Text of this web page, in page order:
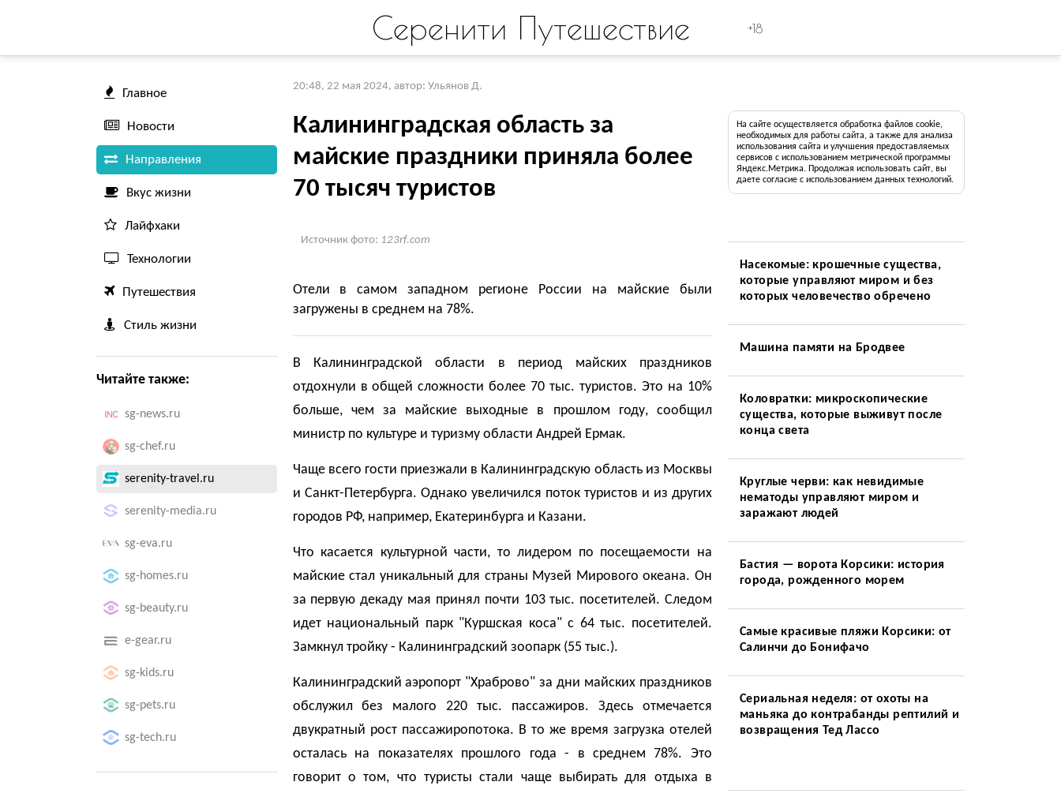
Серенити Путешествие +18
Главное
Новости
Направления
Вкус жизни
Лайфхаки
Технологии
Путешествия
Стиль жизни
Читайте также:
sg-news.ru
sg-chef.ru
serenity-travel.ru
serenity-media.ru
sg-eva.ru
sg-homes.ru
sg-beauty.ru
e-gear.ru
sg-kids.ru
sg-pets.ru
sg-tech.ru
20:48, 22 мая 2024, автор: Ульянов Д.
Калининградская область за
майские праздники приняла более
70 тысяч туристов
Источник фото: 123rf.com
Отели в самом западном регионе России на майские были
загружены в среднем на 78%.
В Калининградской области в период майских праздников
отдохнули в общей сложности более 70 тыс. туристов. Это на 10%
больше, чем за майские выходные в прошлом году, сообщил
министр по культуре и туризму области Андрей Ермак.
Чаще всего гости приезжали в Калининградскую область из Москвы
и Санкт-Петербурга. Однако увеличился поток туристов и из других
городов РФ, например, Екатеринбурга и Казани.
Что касается культурной части, то лидером по посещаемости на
майские стал уникальный для страны Музей Мирового океана. Он
за первую декаду мая принял почти 103 тыс. посетителей. Следом
идет национальный парк "Куршская коса" с 64 тыс. посетителей.
Замкнул тройку - Калининградский зоопарк (55 тыс.).
Калининградский аэропорт "Храброво" за дни майских праздников
обслужил без малого 220 тыс. пассажиров. Здесь отмечается
двукратный рост пассажиропотока. В то же время загрузка отелей
осталась на показателях прошлого года - в среднем 78%. Это
говорит о том, что туристы стали чаще выбирать для отдыха в
На сайте осуществляется обработка файлов cookie,
необходимых для работы сайта, а также для анализа
использования сайта и улучшения предоставляемых
сервисов с использованием метрической программы
Яндекс.Метрика. Продолжая использовать сайт, вы
даете согласие с использованием данных технологий.
Насекомые: крошечные существа,
которые управляют миром и без
которых человечество обречено
Машина памяти на Бродвее
Коловратки: микроскопические
существа, которые выживут после
конца света
Круглые черви: как невидимые
нематоды управляют миром и
заражают людей
Бастия — ворота Корсики: история
города, рожденного морем
Самые красивые пляжи Корсики: от
Салинчи до Бонифачо
Сериальная неделя: от охоты на
маньяка до контрабанды рептилий и
возвращения Тед Лассо